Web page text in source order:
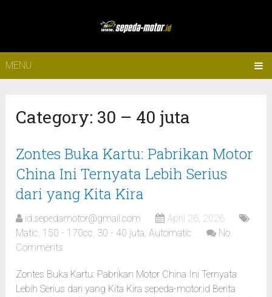
MENU
Category: 30 – 40 juta
Zontes Buka Kartu: Pabrikan Motor
China Ini Ternyata Lebih Serius
dari yang Kita Kira
id.sepedamotor@gmail.com
April 26, 2026
Matic, 150 - 170cc, 30 - 40 juta,Automatic
No
Comments
Zontes Buka Kartu: Pabrikan Motor China Ini Ternyata
Lebih Serius dari yang Kita Kira sepeda-motor.id Berita